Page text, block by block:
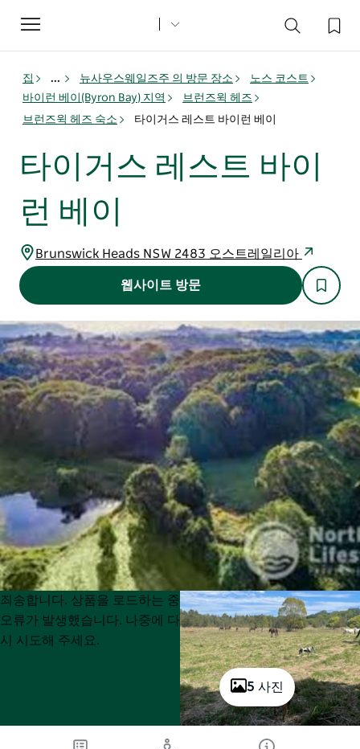
Toggle
navigation
집 ... 뉴사우스웨일즈주 의 방문 장소
노스 코스트
바이런 베이(Byron Bay) 지역
브런즈윅 헤즈
브런즈윅 헤즈 숙소
타이거스 레스트 바이런 베이
타이거스 레스트 바이
런 베이
Brunswick Heads NSW 2483 오스트레일리아
웹사이트 방문
5 사진
Product
List
Product
List
죄송합니다. 상품을 로드하는 중
오류가 발생했습니다. 나중에 다
시 시도해 주세요.